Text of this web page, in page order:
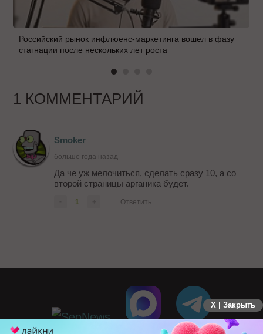
Российский рынок инфлюенс-маркетинга вошел в фазу
стагнации после нескольких лет роста
1 КОММЕНТАРИЙ
Smoker
больше года назад
Да че уж мелочиться, сделать сразу 10, а со
второй страницы арганика будет.
1 Ответить
X | Закрыть